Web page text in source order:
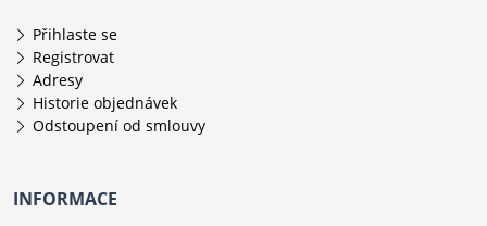
Přihlaste se
Registrovat
Adresy
Historie objednávek
Odstoupení od smlouvy
INFORMACE